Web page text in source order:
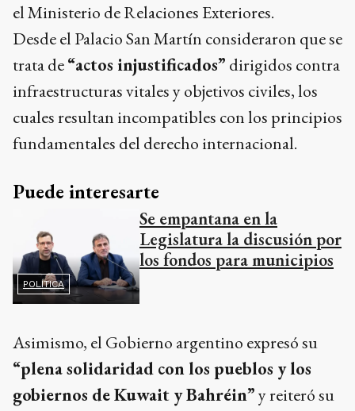
el Ministerio de Relaciones Exteriores.
Desde el Palacio San Martín consideraron que se
trata de“actos injustificados” dirigidos contra
infraestructuras vitales y objetivos civiles, los
cuales resultan incompatibles con los principios
fundamentales del derecho internacional.
Puede interesarte
POLÍTICA
Se empantana en la
Legislatura la discusión por
los fondos para municipios
Asimismo, el Gobierno argentino expresó su
“plena solidaridad con los pueblos y los
gobiernos de Kuwait y Bahréin”y reiteró su